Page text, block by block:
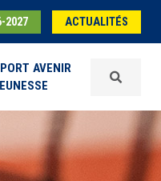
2027 ACTUALITÉS
AVENIR